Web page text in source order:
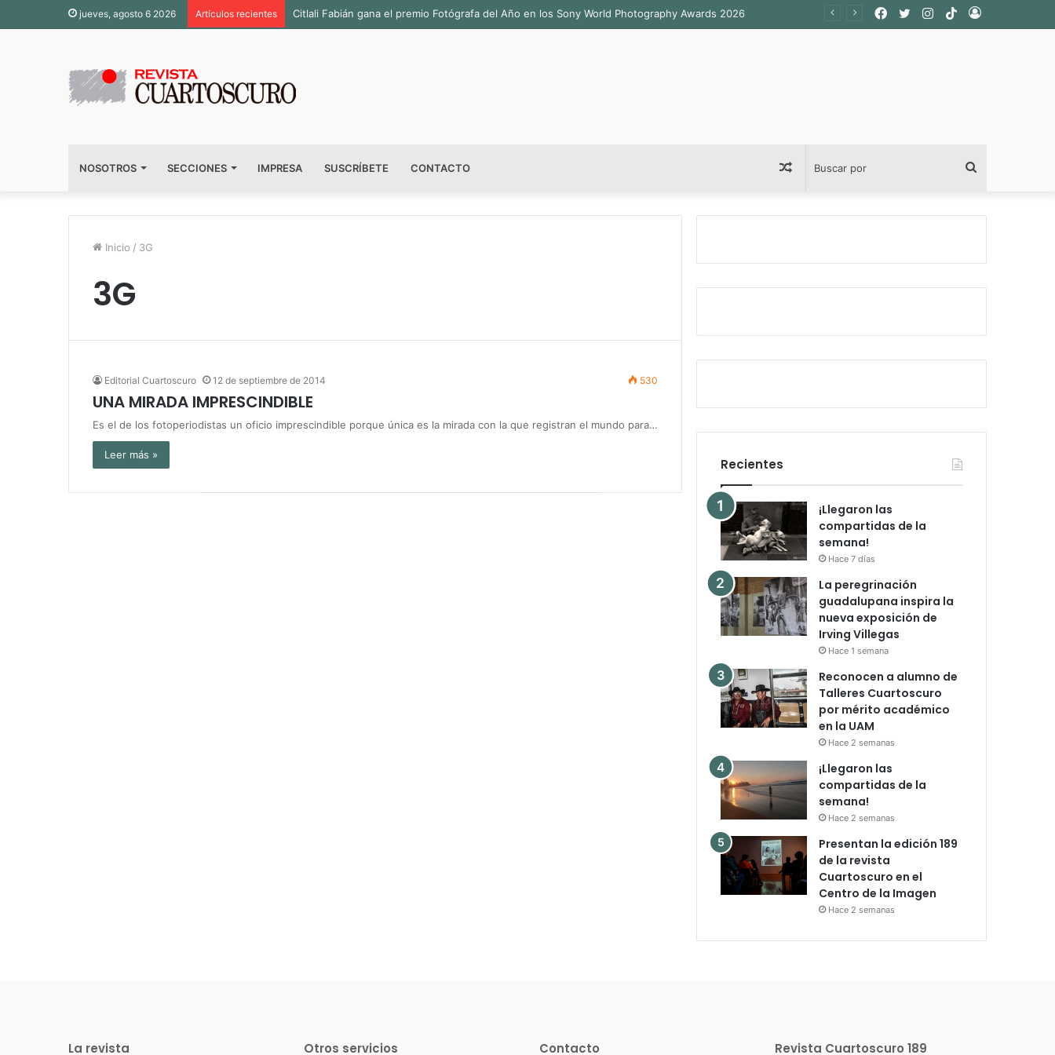
jueves, agosto 6 2026 Artículos recientes Citlali Fabián gana el premio Fotógrafa del Año en los Sony World Photography Awards 2026 Acceso
TikTok
Instagram
Twitter
Facebook
NOSOTROS SECCIONES IMPRESA SUSCRÍBETE CONTACTO
por
Publicación
al
azar
Inicio / 3G
3G
Editorial Cuartoscuro 12 de septiembre de 2014 530
UNA MIRADA IMPRESCINDIBLE
Es el de los fotoperiodistas un oficio imprescindible porque única es la mirada con la que registran el mundo para…
Leer más »
Recientes
¡Llegaron las
compartidas de la
semana!
Hace 7 días
La peregrinación
guadalupana inspira la
nueva exposición de
Irving Villegas
Hace 1 semana
Reconocen a alumno de
Talleres Cuartoscuro
por mérito académico
en la UAM
Hace 2 semanas
¡Llegaron las
compartidas de la
semana!
Hace 2 semanas
Presentan la edición 189
de la revista
Cuartoscuro en el
Centro de la Imagen
Hace 2 semanas
La revista Otros servicios Contacto Revista Cuartoscuro 189